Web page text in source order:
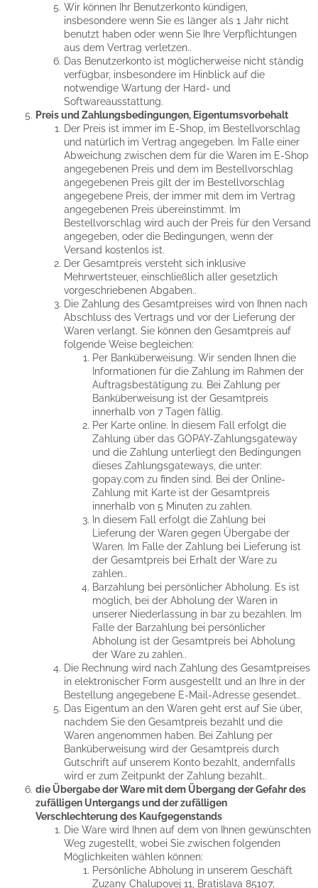
Wir können Ihr Benutzerkonto kündigen,
insbesondere wenn Sie es länger als 1 Jahr nicht
benutzt haben oder wenn Sie Ihre Verpflichtungen
aus dem Vertrag verletzen..
Das Benutzerkonto ist möglicherweise nicht ständig
verfügbar, insbesondere im Hinblick auf die
notwendige Wartung der Hard- und
Softwareausstattung.
Preis und Zahlungsbedingungen, Eigentumsvorbehalt
Der Preis ist immer im E-Shop, im Bestellvorschlag
und natürlich im Vertrag angegeben. Im Falle einer
Abweichung zwischen dem für die Waren im E-Shop
angegebenen Preis und dem im Bestellvorschlag
angegebenen Preis gilt der im Bestellvorschlag
angegebene Preis, der immer mit dem im Vertrag
angegebenen Preis übereinstimmt. Im
Bestellvorschlag wird auch der Preis für den Versand
angegeben, oder die Bedingungen, wenn der
Versand kostenlos ist.
Der Gesamtpreis versteht sich inklusive
Mehrwertsteuer, einschließlich aller gesetzlich
vorgeschriebenen Abgaben..
Die Zahlung des Gesamtpreises wird von Ihnen nach
Abschluss des Vertrags und vor der Lieferung der
Waren verlangt. Sie können den Gesamtpreis auf
folgende Weise begleichen:
Per Banküberweisung. Wir senden Ihnen die
Informationen für die Zahlung im Rahmen der
Auftragsbestätigung zu. Bei Zahlung per
Banküberweisung ist der Gesamtpreis
innerhalb von 7 Tagen fällig.
Per Karte online. In diesem Fall erfolgt die
Zahlung über das GOPAY-Zahlungsgateway
und die Zahlung unterliegt den Bedingungen
dieses Zahlungsgateways, die unter:
gopay.com zu finden sind. Bei der Online-
Zahlung mit Karte ist der Gesamtpreis
innerhalb von 5 Minuten zu zahlen.
In diesem Fall erfolgt die Zahlung bei
Lieferung der Waren gegen Übergabe der
Waren. Im Falle der Zahlung bei Lieferung ist
der Gesamtpreis bei Erhalt der Ware zu
zahlen..
Barzahlung bei persönlicher Abholung. Es ist
möglich, bei der Abholung der Waren in
unserer Niederlassung in bar zu bezahlen. Im
Falle der Barzahlung bei persönlicher
Abholung ist der Gesamtpreis bei Abholung
der Ware zu zahlen..
Die Rechnung wird nach Zahlung des Gesamtpreises
in elektronischer Form ausgestellt und an Ihre in der
Bestellung angegebene E-Mail-Adresse gesendet..
Das Eigentum an den Waren geht erst auf Sie über,
nachdem Sie den Gesamtpreis bezahlt und die
Waren angenommen haben. Bei Zahlung per
Banküberweisung wird der Gesamtpreis durch
Gutschrift auf unserem Konto bezahlt, andernfalls
wird er zum Zeitpunkt der Zahlung bezahlt..
die Übergabe der Ware mit dem Übergang der Gefahr des
zufälligen Untergangs und der zufälligen
Verschlechterung des Kaufgegenstands
Die Ware wird Ihnen auf dem von Ihnen gewünschten
Weg zugestellt, wobei Sie zwischen folgenden
Möglichkeiten wählen können:
Persönliche Abholung in unserem Geschäft
Zuzany Chalupovej 11, Bratislava 85107;